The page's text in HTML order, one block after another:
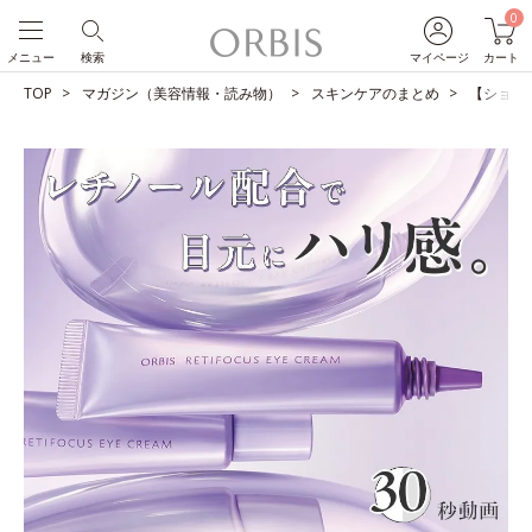
マイページ
0
カート
検索
メニュー
TOP マガジン（美容情報・読み物） スキンケアのまとめ 【ショ